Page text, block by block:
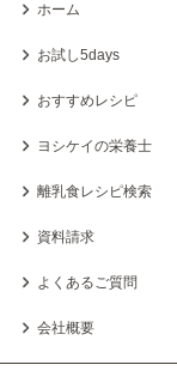
ホーム
お試し5days
おすすめレシピ
ヨシケイの栄養士
離乳食レシピ検索
資料請求
よくあるご質問
会社概要